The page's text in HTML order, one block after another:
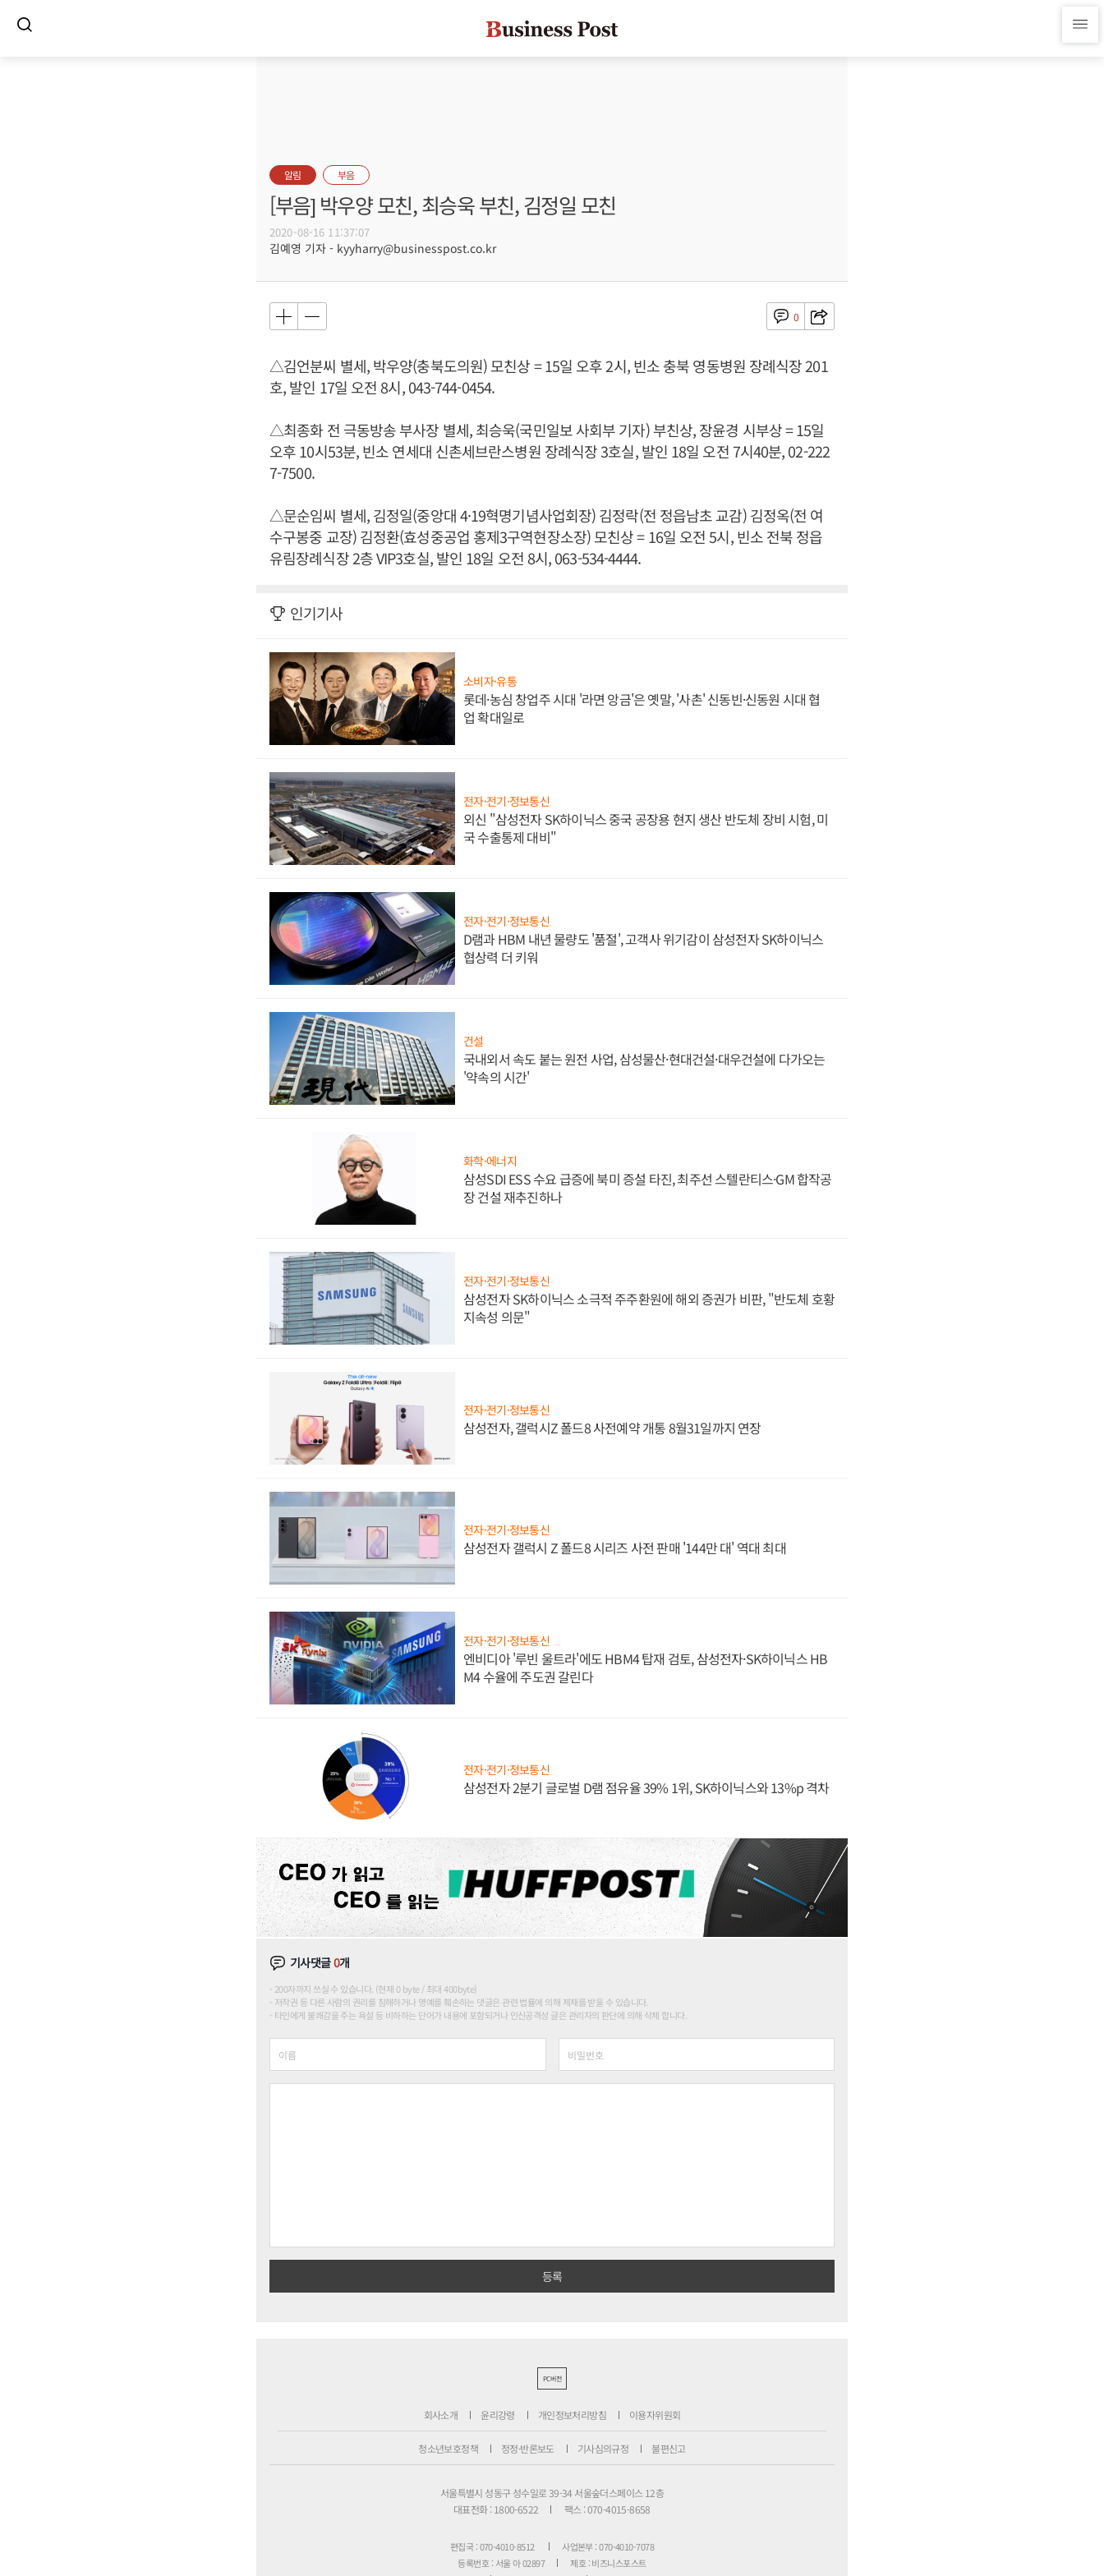
알림 부음
[부음] 박우양 모친, 최승욱 부친, 김정일 모친
2020-08-16 11:37:07
김예영 기자 - kyyharry@businesspost.co.kr
0
△김언분씨 별세, 박우양(충북도의원) 모친상 = 15일 오후 2시, 빈소 충북 영동병원 장례식장 201
호, 발인 17일 오전 8시, 043-744-0454.
△최종화 전 극동방송 부사장 별세, 최승욱(국민일보 사회부 기자) 부친상, 장윤경 시부상 = 15일
오후 10시53분, 빈소 연세대 신촌세브란스병원 장례식장 3호실, 발인 18일 오전 7시40분, 02-222
7-7500.
△문순임씨 별세, 김정일(중앙대 4·19혁명기념사업회장) 김정락(전 정읍남초 교감) 김정옥(전 여
수구봉중 교장) 김정환(효성중공업 홍제3구역현장소장) 모친상 = 16일 오전 5시, 빈소 전북 정읍
유림장례식장 2층 VIP3호실, 발인 18일 오전 8시, 063-534-4444.
인기기사
소비자·유통
롯데·농심 창업주 시대 '라면 앙금'은 옛말, '사촌' 신동빈·신동원 시대 협
업 확대일로
전자·전기·정보통신
외신 "삼성전자 SK하이닉스 중국 공장용 현지 생산 반도체 장비 시험, 미
국 수출통제 대비"
전자·전기·정보통신
D램과 HBM 내년 물량도 '품절', 고객사 위기감이 삼성전자 SK하이닉스
협상력 더 키워
건설
국내외서 속도 붙는 원전 사업, 삼성물산·현대건설·대우건설에 다가오는
'약속의 시간'
화학·에너지
삼성SDI ESS 수요 급증에 북미 증설 타진, 최주선 스텔란티스·GM 합작공
장 건설 재추진하나
전자·전기·정보통신
삼성전자 SK하이닉스 소극적 주주환원에 해외 증권가 비판, "반도체 호황
지속성 의문"
전자·전기·정보통신
삼성전자, 갤럭시Z 폴드8 사전예약 개통 8월31일까지 연장
전자·전기·정보통신
삼성전자 갤럭시 Z 폴드8 시리즈 사전 판매 '144만 대' 역대 최대
전자·전기·정보통신
엔비디아 '루빈 울트라'에도 HBM4 탑재 검토, 삼성전자·SK하이닉스 HB
M4 수율에 주도권 갈린다
전자·전기·정보통신
삼성전자 2분기 글로벌 D램 점유율 39% 1위, SK하이닉스와 13%p 격차
기사댓글0개
200자까지 쓰실 수 있습니다. (현재 0 byte / 최대 400byte)
저작권 등 다른 사람의 권리를 침해하거나 명예를 훼손하는 댓글은 관련 법률에 의해 제재를 받을 수 있습니다.
타인에게 불쾌감을 주는 욕설 등 비하하는 단어가 내용에 포함되거나 인신공격성 글은 관리자의 판단에 의해 삭제 합니다.
PC버전
회사소개 윤리강령 개인정보처리방침 이용자위원회
청소년보호정책 정정·반론보도 기사심의규정 불편신고
서울특별시 성동구 성수일로 39-34 서울숲더스페이스 12층
대표전화 : 1800-6522
팩스 : 070-4015-8658
편집국 : 070-4010-8512
사업본부 : 070-4010-7078
등록번호 : 서울 아 02897
제호 : 비즈니스포스트